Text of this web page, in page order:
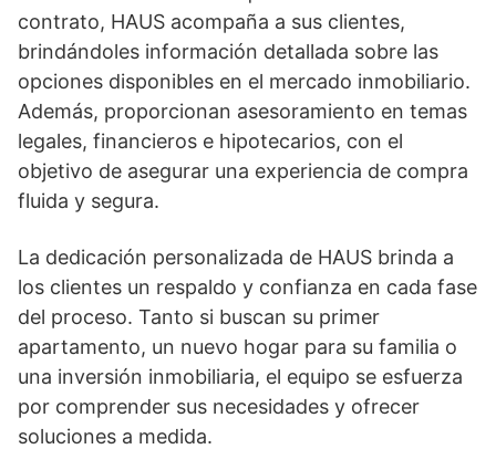
contrato, HAUS acompaña a sus clientes,
brindándoles información detallada sobre las
opciones disponibles en el mercado inmobiliario.
Además, proporcionan asesoramiento en temas
legales, financieros e hipotecarios, con el
objetivo de asegurar una experiencia de compra
fluida y segura.
La dedicación personalizada de HAUS brinda a
los clientes un respaldo y confianza en cada fase
del proceso. Tanto si buscan su primer
apartamento, un nuevo hogar para su familia o
una inversión inmobiliaria, el equipo se esfuerza
por comprender sus necesidades y ofrecer
soluciones a medida.